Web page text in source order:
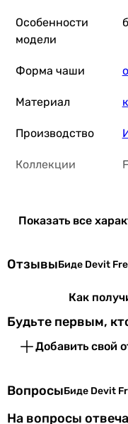
Особенности
модели
Форма чаши
Материал
Производство
Коллекции
Ширина
Глубина
Цвет
Гарантия
Показать все
ОтзывыБиде Devit
Как
Будьте первым,
Добавить свой
ВопросыБиде Devit
На вопросы